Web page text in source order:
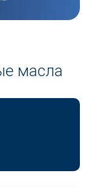
масла